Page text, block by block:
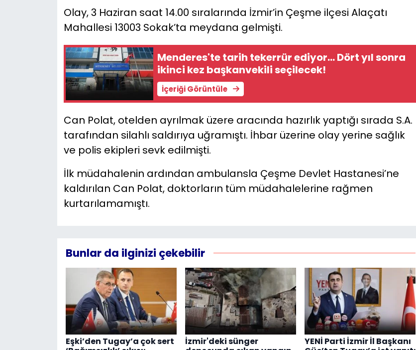
Olay, 3 Haziran saat 14.00 sıralarında İzmir’in Çeşme ilçesi Alaçatı
Mahallesi 13003 Sokak’ta meydana gelmişti.
Menderes'te tarih tekerrür ediyor... Dört yıl sonra
ikinci kez başkanvekili seçilecek!
İçeriği Görüntüle
Can Polat, otelden ayrılmak üzere aracında hazırlık yaptığı sırada S.A.
tarafından silahlı saldırıya uğramıştı. İhbar üzerine olay yerine sağlık
ve polis ekipleri sevk edilmişti.
İlk müdahalenin ardından ambulansla Çeşme Devlet Hastanesi’ne
kaldırılan Can Polat, doktorların tüm müdahalelerine rağmen
kurtarılamamıştı.
Bunlar da ilginizi çekebilir
Eşki’den Tugay’a çok sert
İzmir'deki sünger
YENİ Parti İzmir İl Başkanı